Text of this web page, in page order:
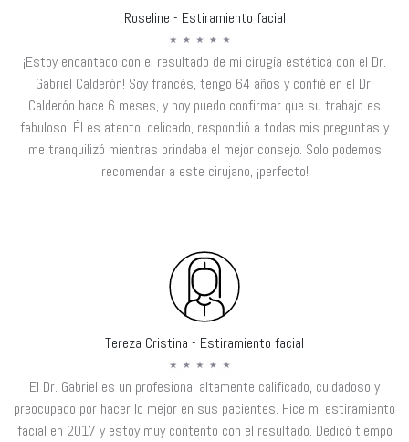
Roseline - Estiramiento facial
¡Estoy encantado con el resultado de mi cirugía estética con el Dr.
Gabriel Calderón! Soy francés, tengo 64 años y confié en el Dr.
Calderón hace 6 meses, y hoy puedo confirmar que su trabajo es
fabuloso. Él es atento, delicado, respondió a todas mis preguntas y
me tranquilizó mientras brindaba el mejor consejo. Solo podemos
recomendar a este cirujano, ¡perfecto!
Tereza Cristina - Estiramiento facial
El Dr. Gabriel es un profesional altamente calificado, cuidadoso y
preocupado por hacer lo mejor en sus pacientes. Hice mi estiramiento
facial en 2017 y estoy muy contento con el resultado. Dedicó tiempo